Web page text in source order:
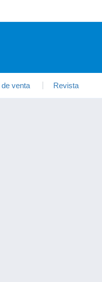
venta Revista